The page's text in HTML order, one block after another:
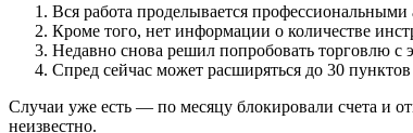
Вся работа проделывается
Кроме того, нет информации о количестве
Недавно снова решил попробовать торговлю
Спред сейчас может расширяться до 30
Случаи уже есть — по месяцу блокировали счета и
неизвестно.